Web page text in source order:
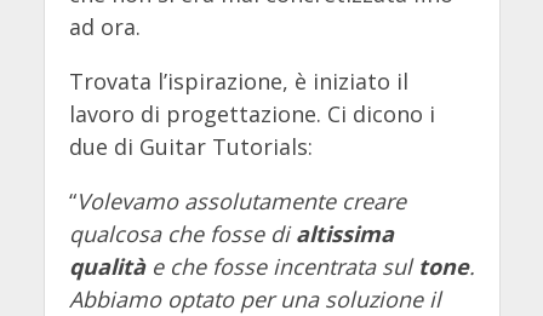
ad ora.
Trovata l’ispirazione, è iniziato il
lavoro di progettazione. Ci dicono i
due di Guitar Tutorials:
“Volevamo assolutamente creare
qualcosa che fosse dialtissima
qualità e che fosse incentrata sul tone.
Abbiamo optato per una soluzione il